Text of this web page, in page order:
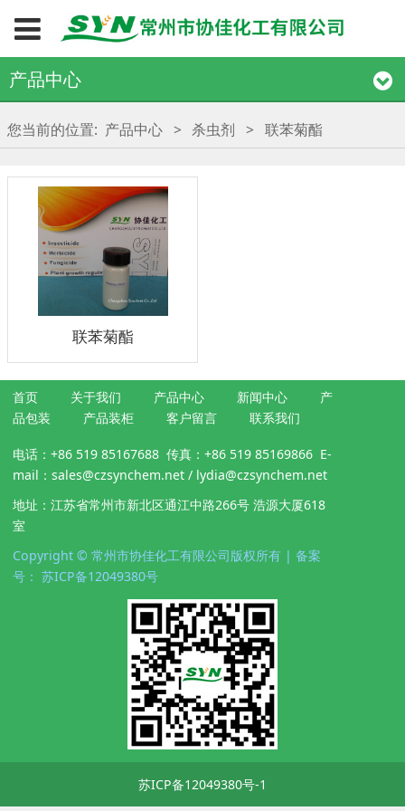
产品中心
您当前的位置: 产品中心 > 杀虫剂 > 联苯菊酯
联苯菊酯
首页 关于我们 产品中心 新闻中心
产
品包装
产品装柜 客户留言 联系我们
电话：+86 519 85167688 传真：+86 519 85169866 E-
mail：sales@czsynchem.net / lydia@czsynchem.net
地址：江苏省常州市新北区通江中路266号 浩源大厦618
室
Copyright © 常州市协佳化工有限公司版权所有 | 备案
号： 苏ICP备12049380号
苏ICP备12049380号-1